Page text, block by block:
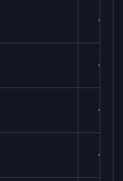
✓
✓
✓
✓